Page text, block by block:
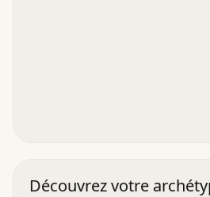
Découvrez votre